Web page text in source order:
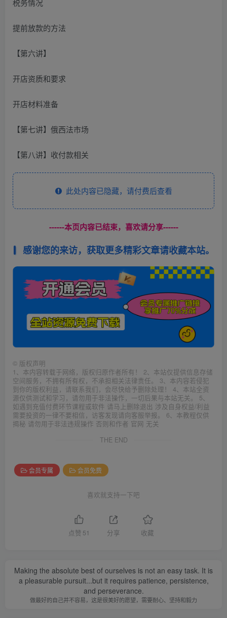
税务情况
提前放款的方法
【第六讲】
开店资质和要求
开店材料准备
【第七讲】俄西法市场
【第八讲】收付款相关
此处内容已隐藏，请付费后查看
------本页内容已结束，喜欢请分享------
感谢您的来访，获取更多精彩文章请收藏本站。
© 版权声明
1、本内容转载于网络，版权归原作者所有！ 2、本站仅提供信息存储
空间服务，不拥有所有权，不承担相关法律责任。 3、本内容若侵犯
到你的版权利益，请联系我们，会尽快给予删除处理！ 4、本站全资
源仅供测试和学习，请勿用于非法操作，一切后果与本站无关。 5、
如遇到充值付费环节课程或软件 请马上删除退出 涉及自身权益/利益
需要投资的一律不要相信，访客发现请向客服举报。 6、本教程仅供
揭秘 请勿用于非法违规操作 否则和作者 官网 无关
THE END
会员专属 会员免费
喜欢就支持一下吧
点赞 51 分享 收藏
Making the absolute best of ourselves is not an easy task. It is
a pleasurable pursuit...but it requires patience, persistence,
and perseverance.
做最好的自己并不容易，这是很美好的愿望，需要耐心、坚持和毅力